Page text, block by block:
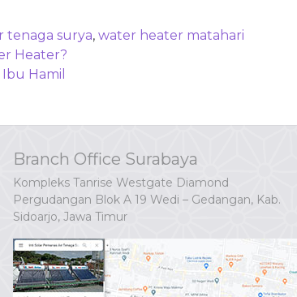
tenaga surya, water heater matahari
Heater?
Hamil
Branch Office Surabaya
Kompleks Tanrise Westgate Diamond
Pergudangan Blok A 19 Wedi – Gedangan, Kab.
Sidoarjo, Jawa Timur